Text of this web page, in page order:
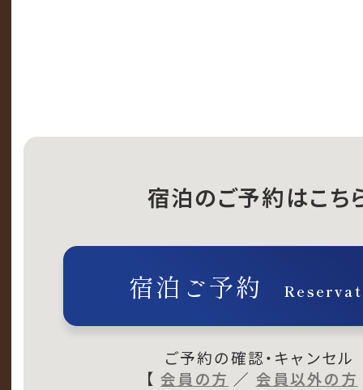
宿泊のご予約はこち
宿泊ご予約
ご予約の確認・キャンセル
【会員の方 ／ 会員以外の方